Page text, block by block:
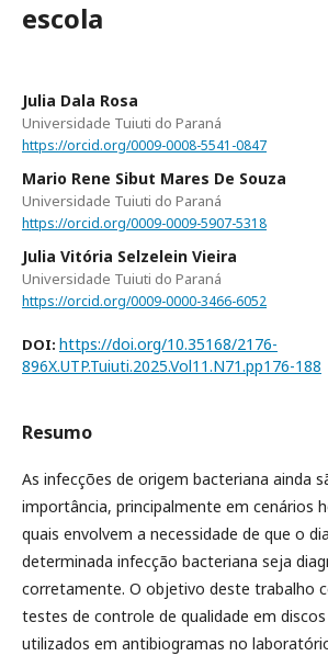
escola
Julia Dala Rosa
Universidade Tuiuti do Paraná
https://orcid.org/0009-0008-5541-0847
Mario Rene Sibut Mares De Souza
Universidade Tuiuti do Paraná
https://orcid.org/0009-0009-5907-5318
Julia Vitória Selzelein Vieira
Universidade Tuiuti do Paraná
https://orcid.org/0009-0000-3466-6052
DOI: https://doi.org/10.35168/2176-
896X.UTP.Tuiuti.2025.Vol11.N71.pp176-188
Resumo
As infecções de origem bacteriana ainda
importância, principalmente em cenários
quais envolvem a necessidade de que o
determinada infecção bacteriana seja
corretamente. O objetivo deste trabalho
testes de controle de qualidade em
utilizados em antibiogramas no